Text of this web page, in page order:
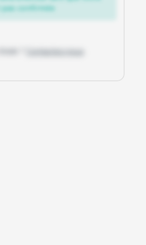
confirmée
Contactez-nous